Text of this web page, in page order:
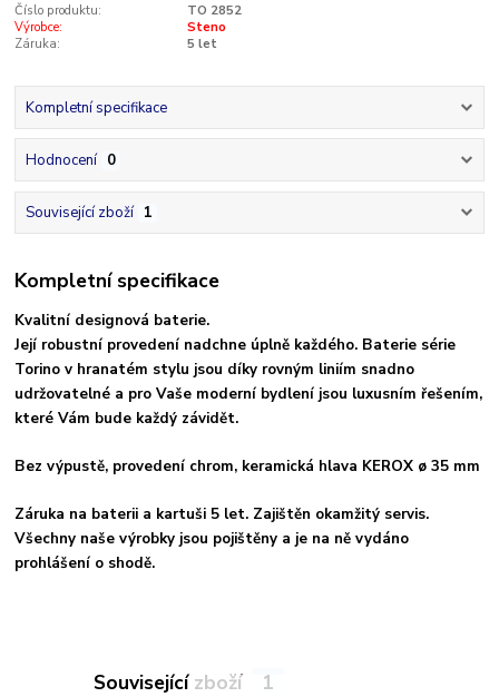
Číslo produktu:
TO 2852
Výrobce:
Steno
Záruka:
5 let
Kompletní specifikace
Hodnocení 0
Související zboží 1
Kompletní specifikace
Kvalitní designová baterie.
Její robustní provedení nadchne úplně každého. Baterie série
Torino v hranatém stylu jsou díky rovným liniím snadno
udržovatelné a pro Vaše moderní bydlení jsou luxusním řešením,
které Vám bude každý závidět.
Bez výpustě, provedení chrom, keramická hlava KEROX ø 35 mm
Záruka na baterii a kartuši 5 let. Zajištěn okamžitý servis.
Všechny naše výrobky jsou pojištěny a je na ně vydáno
prohlášení o shodě.
Související zboží 1